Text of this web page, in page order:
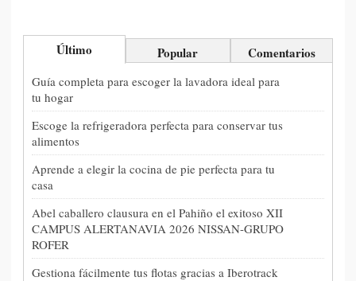
Último Popular Comentarios
Guía completa para escoger la lavadora ideal para
tu hogar
Escoge la refrigeradora perfecta para conservar tus
alimentos
Aprende a elegir la cocina de pie perfecta para tu
casa
Abel caballero clausura en el Pahiño el exitoso XII
CAMPUS ALERTANAVIA 2026 NISSAN-GRUPO
ROFER
Gestiona fácilmente tus flotas gracias a Iberotrack